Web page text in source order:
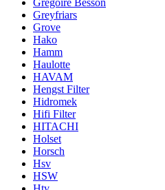
Gregoire Besson
Greyfriars
Grove
Hako
Hamm
Haulotte
HAVAM
Hengst Filter
Hidromek
Hifi Filter
HITACHI
Holset
Horsch
Hsv
HSW